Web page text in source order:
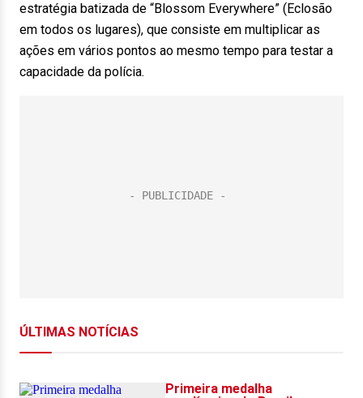
estratégia batizada de “Blossom Everywhere” (Eclosão
em todos os lugares), que consiste em multiplicar as
ações em vários pontos ao mesmo tempo para testar a
capacidade da polícia.